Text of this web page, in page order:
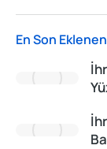
En Son